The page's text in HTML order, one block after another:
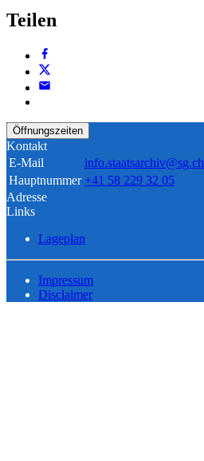
Teilen
Öffnungszeiten
Kontakt
E-Mail
info.staatsarchiv@sg.ch
Hauptnummer +41 58 229 32 05
Adresse
Links
Lageplan
Impressum
Disclaimer